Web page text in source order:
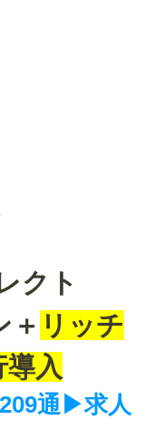
クト
＋ リッチ
入
通▶求人